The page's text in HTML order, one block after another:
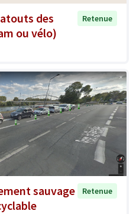
des
ou vélo)
Retenue
sauvage
Retenue